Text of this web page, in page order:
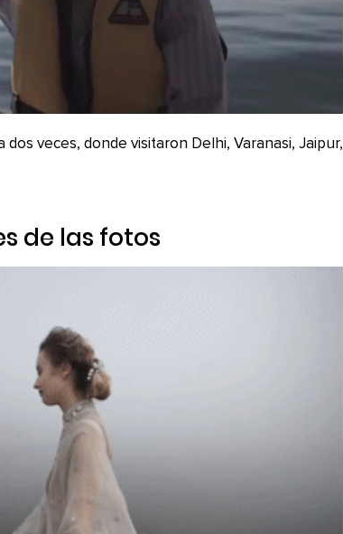
dos veces, donde visitaron Delhi, Varanasi, Jaipur,
de las fotos